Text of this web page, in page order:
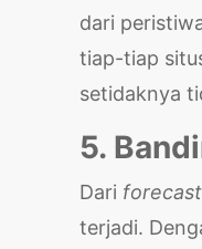
dari
tiap-tiap
setidaknya
5.
Dari forecast
terjadi.